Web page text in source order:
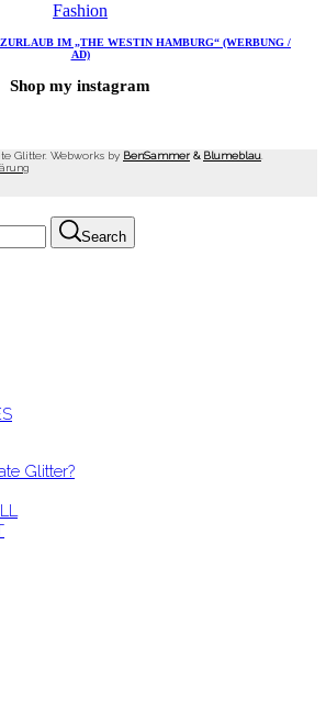
Fashion
IM „THE WESTIN HAMBURG“ (WERBUNG /
AD)
Shop my instagram
Glitter. Webworks by BenSammer & Blumeblau
Search
Glitter?